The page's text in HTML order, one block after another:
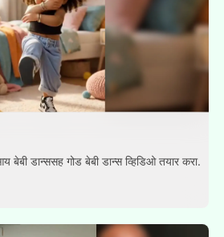
बेबी डान्ससह गोड बेबी डान्स व्हिडिओ तयार करा.